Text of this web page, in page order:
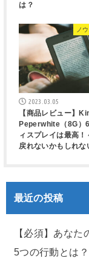
は？
ノ
2023.03.05
【商品レビュー】
Peperwhite（8G）
ィスプレイは最高！
戻れないかもしれな
最近の投稿
【必須】あな
5つの行動とは？